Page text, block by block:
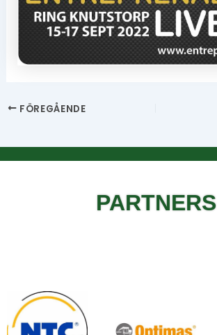
FÖREGÅENDE
PARTNERS